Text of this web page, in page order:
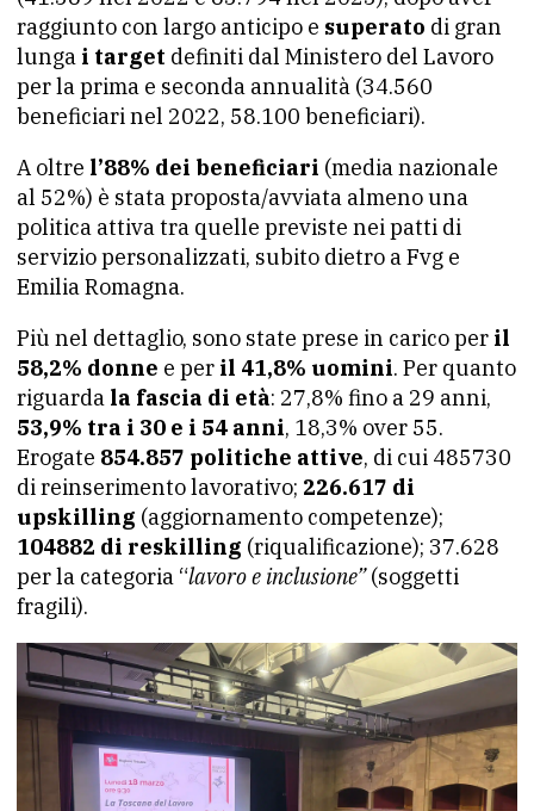
raggiunto con largo anticipo e superato di gran
lunga i target definiti dal Ministero del Lavoro
per la prima e seconda annualità (34.560
beneficiari nel 2022, 58.100 beneficiari).
A oltre l’88% dei beneficiari (media nazionale
al 52%) è stata proposta/avviata almeno una
politica attiva tra quelle previste nei patti di
servizio personalizzati, subito dietro a Fvg e
Emilia Romagna.
Più nel dettaglio, sono state prese in carico per il
58,2% donne e per il 41,8% uomini. Per quanto
riguarda la fascia di età: 27,8% fino a 29 anni,
53,9% tra i 30 e i 54 anni, 18,3% over 55.
Erogate 854.857 politiche attive, di cui 485730
di reinserimento lavorativo; 226.617 di
upskilling (aggiornamento competenze);
104882 di reskilling (riqualificazione); 37.628
per la categoria “lavoro e inclusione”(soggetti
fragili).